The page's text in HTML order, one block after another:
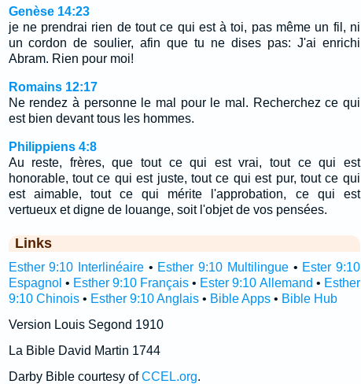
Genèse 14:23
je ne prendrai rien de tout ce qui est à toi, pas même un fil, ni
un cordon de soulier, afin que tu ne dises pas: J'ai enrichi
Abram. Rien pour moi!
Romains 12:17
Ne rendez à personne le mal pour le mal. Recherchez ce qui
est bien devant tous les hommes.
Philippiens 4:8
Au reste, frères, que tout ce qui est vrai, tout ce qui est
honorable, tout ce qui est juste, tout ce qui est pur, tout ce qui
est aimable, tout ce qui mérite l'approbation, ce qui est
vertueux et digne de louange, soit l'objet de vos pensées.
Links
Esther 9:10 Interlinéaire• Esther 9:10 Multilingue• Ester 9:10
Espagnol • Esther 9:10 Français • Ester 9:10 Allemand • Esther
9:10 Chinois• Esther 9:10 Anglais• Bible Apps• Bible Hub
Version Louis Segond 1910
La Bible David Martin 1744
Darby Bible courtesy ofCCEL.org.